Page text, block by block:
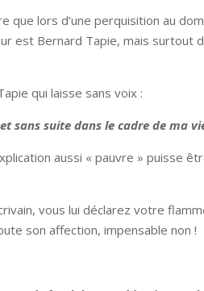
que lors d’une perquisition au
est Bernard Tapie, mais surtout
qui laisse sans voix :
sans suite dans le cadre de ma
aussi « pauvre » puisse
vous lui déclarez votre
son affection, impensable non !